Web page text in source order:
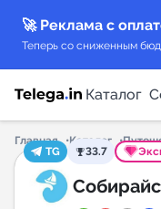
🚀 Реклама с
Теперь со сниженным
Каталог
Каталог
Главная Каталог
TG
33.7